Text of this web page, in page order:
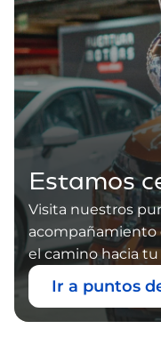
Estamos
Visita nuestros
acompañamiento
el camino hacia
Ir a puntos